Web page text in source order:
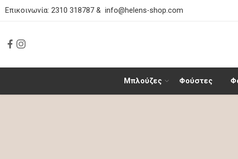
Επικοινωνία: 2310 318787 & info@helens-shop.com
Μπλούζες Φούστες